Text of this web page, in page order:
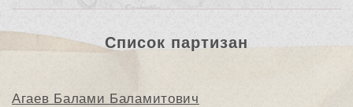
Список партизан
Агаев Балами Баламитович